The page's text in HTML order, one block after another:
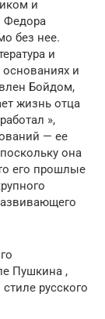
и
Федора
без нее.
и
и
Бойдом,
жизнь отца
»,
— ее
она
его прошлые
Пушкина ,
русского